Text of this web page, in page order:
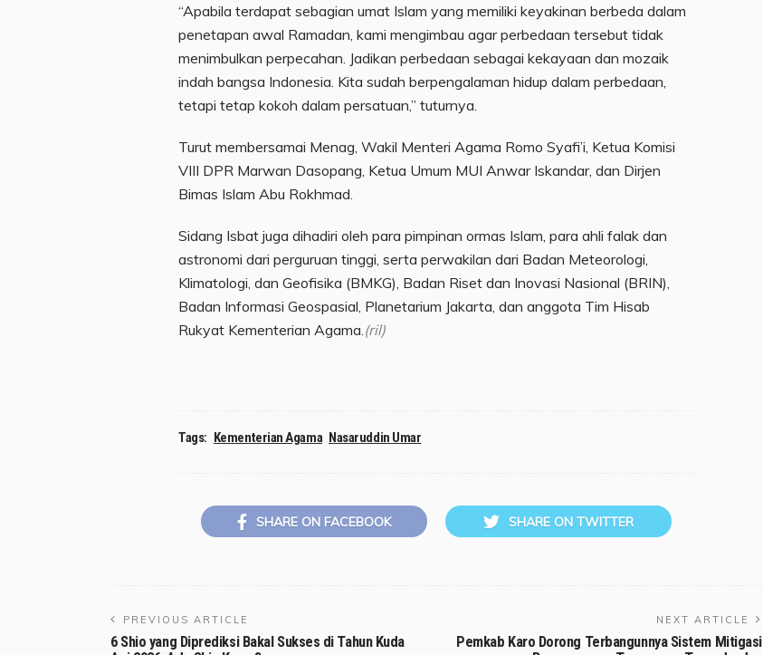
“Apabila terdapat sebagian umat Islam yang memiliki keyakinan berbeda dalam
penetapan awal Ramadan, kami mengimbau agar perbedaan tersebut tidak
menimbulkan perpecahan. Jadikan perbedaan sebagai kekayaan dan mozaik
indah bangsa Indonesia. Kita sudah berpengalaman hidup dalam perbedaan,
tetapi tetap kokoh dalam persatuan,” tuturnya.
Turut membersamai Menag, Wakil Menteri Agama Romo Syafi’i, Ketua Komisi
VIII DPR Marwan Dasopang, Ketua Umum MUI Anwar Iskandar, dan Dirjen
Bimas Islam Abu Rokhmad.
Sidang Isbat juga dihadiri oleh para pimpinan ormas Islam, para ahli falak dan
astronomi dari perguruan tinggi, serta perwakilan dari Badan Meteorologi,
Klimatologi, dan Geofisika (BMKG), Badan Riset dan Inovasi Nasional (BRIN),
Badan Informasi Geospasial, Planetarium Jakarta, dan anggota Tim Hisab
Rukyat Kementerian Agama. (ril)
Tags: Kementerian Agama Nasaruddin Umar
SHARE ON FACEBOOK SHARE ON TWITTER
PREVIOUS ARTICLE
6 Shio yang Diprediksi Bakal Sukses di Tahun Kuda
NEXT ARTICLE
Pemkab Karo Dorong Terbangunnya Sistem Mitigasi